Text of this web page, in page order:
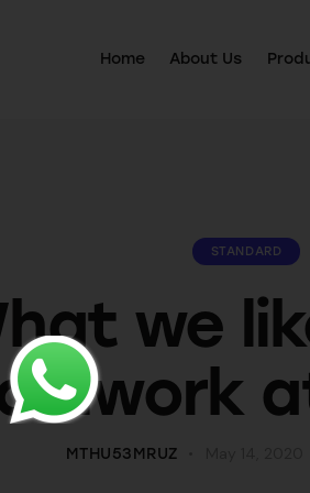
Home About Us
STANDARD
we
MTHU53MRUZ